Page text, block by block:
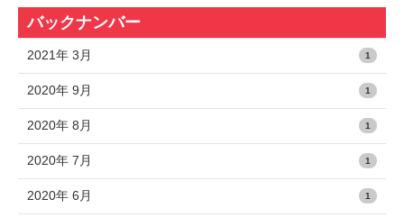
バックナンバー
2021年 3月 1
2020年 9月 1
2020年 8月 1
2020年 7月 1
2020年 6月 1